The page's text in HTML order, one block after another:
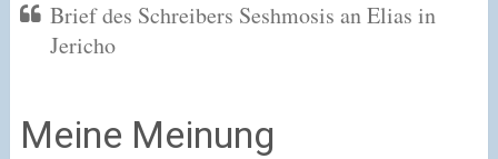
Brief des Schreibers Seshmosis an Elias in
Jericho
Meine Meinung